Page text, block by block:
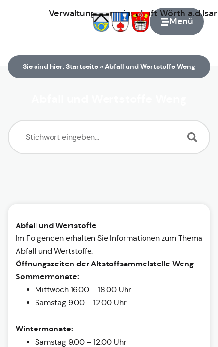
Menü
Verwaltungsgemeinschaft Wörth
Sie sind hier:Startseite » Abfall und Wertstoffe Weng
Abfall und Wertstoffe
Im Folgenden erhalten Sie Informationen zum Thema
Abfall und Wertstoffe.
Öffnungszeiten der Altstoffsammelstelle Weng
Sommermonate:
Mittwoch 16.00 – 18.00 Uhr
Samstag 9.00 – 12.00 Uhr
Wintermonate:
Samstag 9.00 – 12.00 Uhr